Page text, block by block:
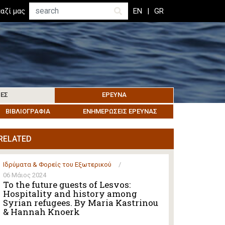
μας Αναζήτηση EN GR
ΕΚΔΗΛΏΣΕΙΣ
ΑΝΘΡΩΠΙΣΤΙΚΉ ΔΙΑΚΥΒΈΡΝΗΣΗ
ΚΟΙΝΩΝΊΑ ΤΗΣ ΛΈΡΟΥ ΆΛΛΑ ΝΗΣΙΆ
ΈΡΕΥΝΑ
ΒΙΒΛΙΟΓΡΑΦΊΑ ΕΝΗΜΕΡΏΣΕΙΣ ΈΡΕΥΝΑΣ
Ιδρύματα & Φορείς του Εξωτερικού
/
06 Μάιος 2024
To the future guests of Lesvos:
Hospitality and history among
Syrian refugees. By Maria Kastrinou
& Hannah Knoerk